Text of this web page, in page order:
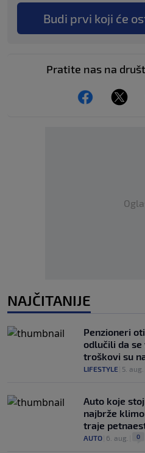
Budi prvi koji će
Pratite nas na
NAJČITANIJE
Penzioneri
odlučili da se
troškovi su
LIFESTYLE 5. aug.
Auto koje
najbrže
traje
AUTO 6. aug. 0